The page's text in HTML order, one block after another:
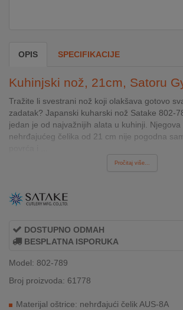
KLIMATIZACIJA
PC
INTERNO
MOJ
AKCIJE
BRENDOVI
OPIS SPECIFIKACIJE
Kuhinjski nož, 21cm, Satoru
Tražite li svestrani nož koji olakšava gotovo
zadatak? Japanski kuharski nož Satake 802-
jedan je od najvažnijih alata u kuhinji. Njegova
nehrđajućeg čelika od 21 cm nije pogodna
Pročitaj više...
DOSTUPNO ODMAH
BESPLATNA ISPORUKA
Model: 802-789
Broj proizvoda: 61778
Materijal oštrice: nehrđajući čelik AUS-8A